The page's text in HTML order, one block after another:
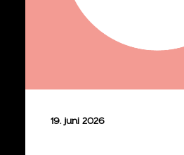
19. juni 2026